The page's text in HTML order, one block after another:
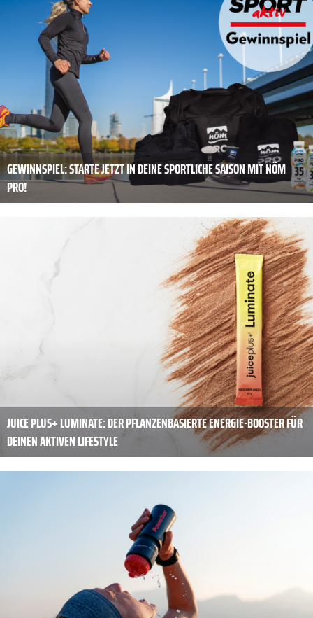
GEWINNSPIEL: STARTE JETZT IN DEINE SPORTLICHE SAISON MIT NÖM
PRO!
JUICE PLUS+ LUMINATE: DER PFLANZENBASIERTE ENERGIE-BOOSTER FÜR
DEINEN AKTIVEN LIFESTYLE